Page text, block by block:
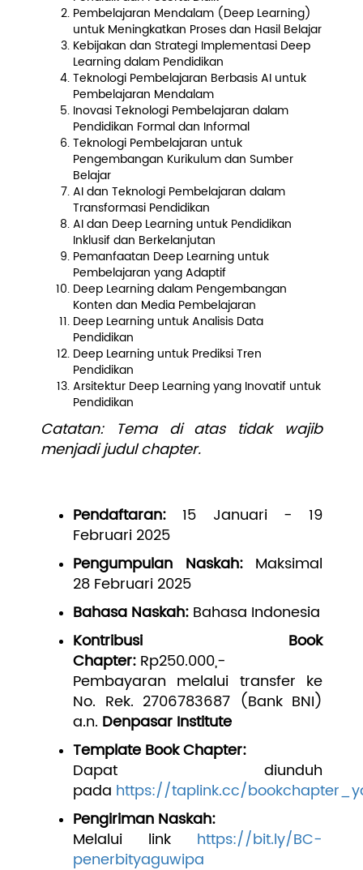
Pembelajaran Mendalam (Deep Learning)
untuk Meningkatkan Proses dan Hasil Belajar
Kebijakan dan Strategi Implementasi Deep
Learning dalam Pendidikan
Teknologi Pembelajaran Berbasis AI untuk
Pembelajaran Mendalam
Inovasi Teknologi Pembelajaran dalam
Pendidikan Formal dan Informal
Teknologi Pembelajaran untuk
Pengembangan Kurikulum dan Sumber
Belajar
AI dan Teknologi Pembelajaran dalam
Transformasi Pendidikan
AI dan Deep Learning untuk Pendidikan
Inklusif dan Berkelanjutan
Pemanfaatan Deep Learning untuk
Pembelajaran yang Adaptif
Deep Learning dalam Pengembangan
Konten dan Media Pembelajaran
Deep Learning untuk Analisis Data
Pendidikan
Deep Learning untuk Prediksi Tren
Pendidikan
Arsitektur Deep Learning yang Inovatif untuk
Pendidikan
Catatan: Tema di atas tidak wajib
menjadi judul chapter.
Pendaftaran: 15 Januari - 19
Februari 2025
Pengumpulan Naskah:Maksimal
28 Februari 2025
Bahasa Naskah: Bahasa Indonesia
Kontribusi Book
Chapter: Rp250.000,-
Pembayaran melalui transfer ke
No. Rek. 2706783687 (Bank BNI)
a.n. Denpasar Institute
Template Book Chapter:
Dapat diunduh
pada https://taplink.cc/
Pengiriman Naskah:
Melalui link https://bit.ly/BC-
penerbityaguwipa